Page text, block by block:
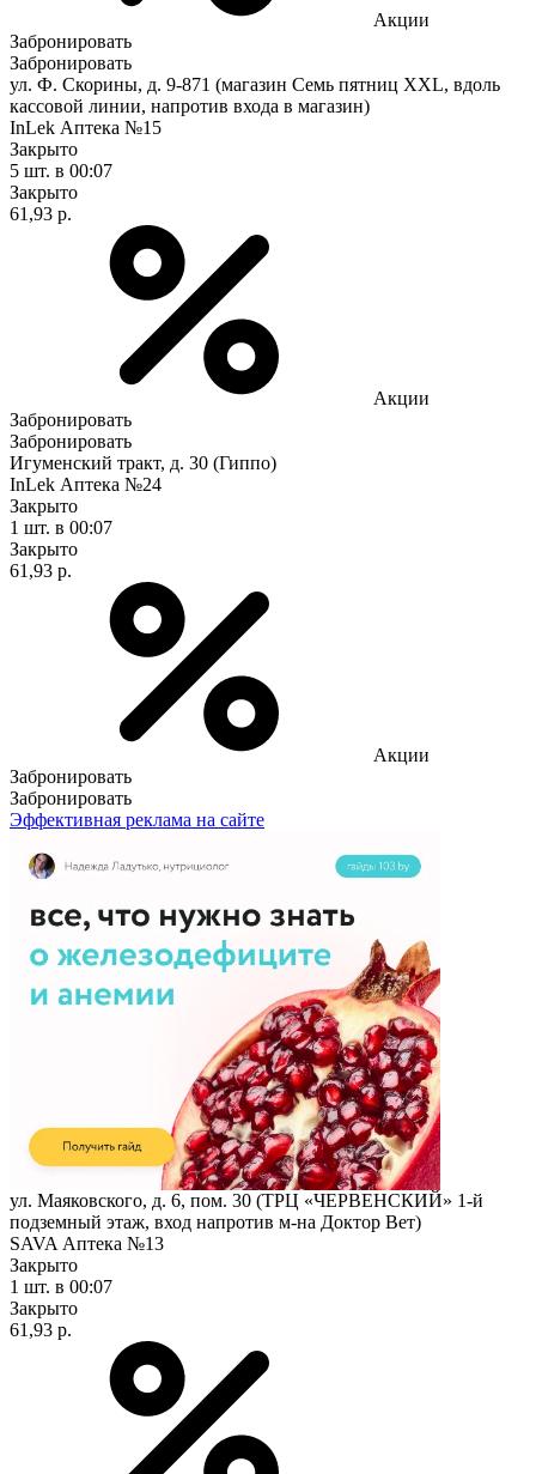
Акции
Забронировать
Забронировать
ул. Ф. Скорины, д. 9-871 (магазин Семь пятниц XXL, вдоль
кассовой линии, напротив входа в магазин)
InLek Аптека №15
Закрыто
5 шт. в 00:07
Закрыто
61,93 р.
Акции
Забронировать
Забронировать
Игуменский тракт, д. 30 (Гиппо)
InLek Аптека №24
Закрыто
1 шт. в 00:07
Закрыто
61,93 р.
Акции
Забронировать
Забронировать
Эффективная реклама на сайте
ул. Маяковского, д. 6, пом. 30 (ТРЦ «ЧЕРВЕНСКИЙ» 1-й
подземный этаж, вход напротив м-на Доктор Вет)
SAVA Аптека №13
Закрыто
1 шт. в 00:07
Закрыто
61,93 р.